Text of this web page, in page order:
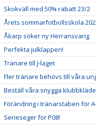
Skokväll med 50% rabatt 23/2
Årets sommarfotbollsskola
Åkarp söker ny Herransvarig
Perfekta julklappen!
Tränare till J-laget
Fler tränare behövs till våra
Beställ våra snygga
Förändring i tränarstaben för
Serieseger för P08!